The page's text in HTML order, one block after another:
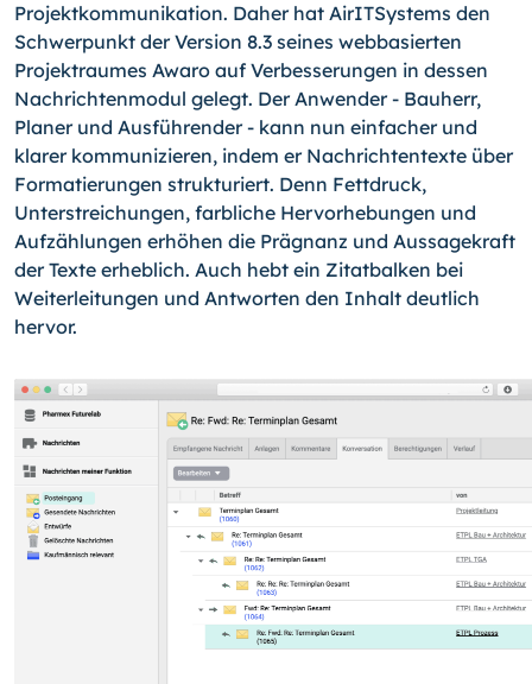
Projektkommunikation. Daher hat AirITSystems den
Schwerpunkt der Version 8.3 seines webbasierten
Projektraumes Awaro auf Verbesserungen in dessen
Nachrichtenmodul gelegt. Der Anwender - Bauherr,
Planer und Ausführender - kann nun einfacher und
klarer kommunizieren, indem er Nachrichtentexte über
Formatierungen strukturiert. Denn Fettdruck,
Unterstreichungen, farbliche Hervorhebungen und
Aufzählungen erhöhen die Prägnanz und Aussagekraft
der Texte erheblich. Auch hebt ein Zitatbalken bei
Weiterleitungen und Antworten den Inhalt deutlich
hervor.